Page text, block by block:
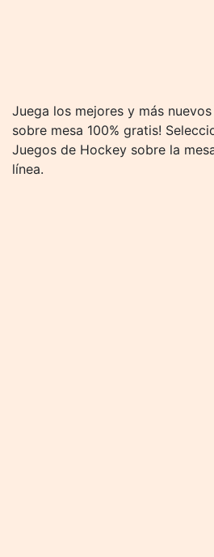
Juega los mejores y más
sobre mesa 100% gratis!
Juegos de Hockey sobre la
línea.